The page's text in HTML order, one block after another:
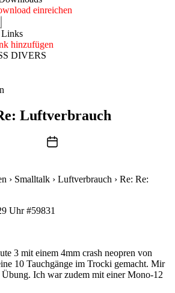
einreichen
hinzufügen
DIVERS
Luftverbrauch
Beitragsdatum
› Smalltalk › Luftverbrauch › Re: Re:
Uhr #59831
3 mit einem 4mm crash neopren von
10 Tauchgänge im Trocki gemacht. Mir
Ich war zudem mit einer Mono-12